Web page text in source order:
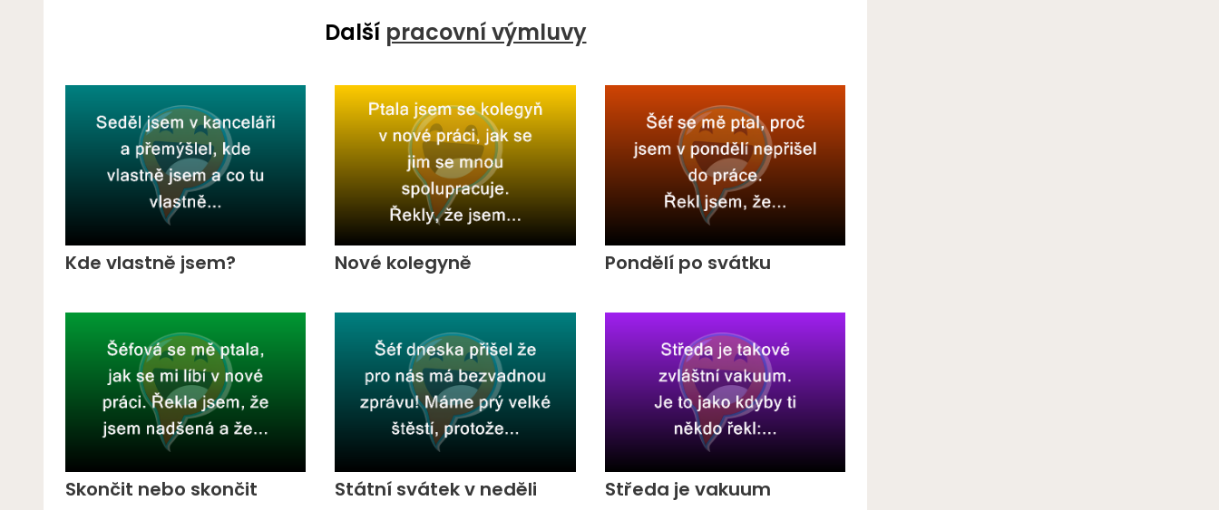
Další pracovní výmluvy
Kde vlastně jsem? Nové kolegyně Pondělí po svátku
Skončit nebo skončit Státní svátek v neděli Středa je vakuum